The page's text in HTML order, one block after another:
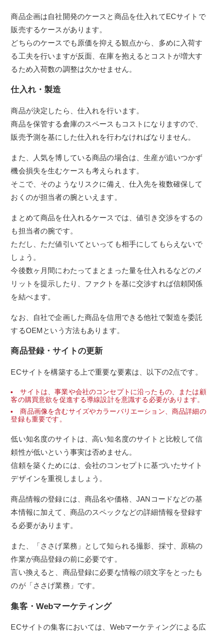
商品企画は自社開発のケースと商品を仕入れてECサイトで
販売するケースがあります。
どちらのケースでも原価を抑える観点から、多めに入荷す
る工夫を行いますが反面、在庫を抱えるとコストが増大す
るため入荷数の調整は欠かせません。
仕入れ・製造
商品が決定したら、仕入れを行います。
商品を保管する倉庫のスペースもコストになりますので、
販売予測を基にした仕入れを行わなければなりません。
また、人気を博している商品の場合は、生産が追いつかず
機会損失を生むケースも考えられます。
そこで、そのようなリスクに備え、仕入先を複数確保して
おくのが担当者の腕といえます。
まとめて商品を仕入れるケースでは、値引き交渉をするの
も担当者の腕です。
ただし、ただ値引いてといっても相手にしてもらえないで
しょう。
今後数ヶ月間にわたってまとまった量を仕入れるなどのメ
リットを提示したり、ファクトを基に交渉すれば信頼関係
を結べます。
なお、自社で企画した商品を信用できる他社で製造を委託
するOEMという方法もあります。
商品登録・サイトの更新
ECサイトを構築する上で重要な要素は、以下の2点です。
サイトは、事業や会社のコンセプトに沿ったもの、または顧
客の購買意欲を促進する導線設計を意識する必要があります。
商品画像を含むサイズやカラーバリエーション、商品詳細の
登録も重要です。
低い知名度のサイトは、高い知名度のサイトと比較して信
頼性が低いという事実は否めません。
信頼を築くためには、会社のコンセプトに基づいたサイト
デザインを重視しましょう。
商品情報の登録には、商品名や価格、JANコードなどの基
本情報に加えて、商品のスペックなどの詳細情報を登録す
る必要があります。
また、「ささげ業務」として知られる撮影、採寸、原稿の
作業が商品登録の前に必要です。
言い換えると、商品登録に必要な情報の頭文字をとったも
のが「ささげ業務」です。
集客・Webマーケティング
ECサイトの集客においては、Webマーケティングによる広